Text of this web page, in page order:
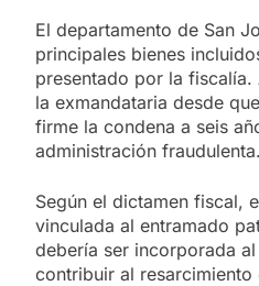
El departamento de San
principales bienes
presentado por la
la exmandataria desde
firme la condena a seis
administración fraudulenta.
Según el dictamen fiscal,
vinculada al entramado
debería ser incorporada
contribuir al resarcimiento